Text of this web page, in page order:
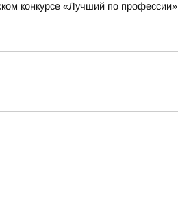
конкурсе «Лучший по профессии»